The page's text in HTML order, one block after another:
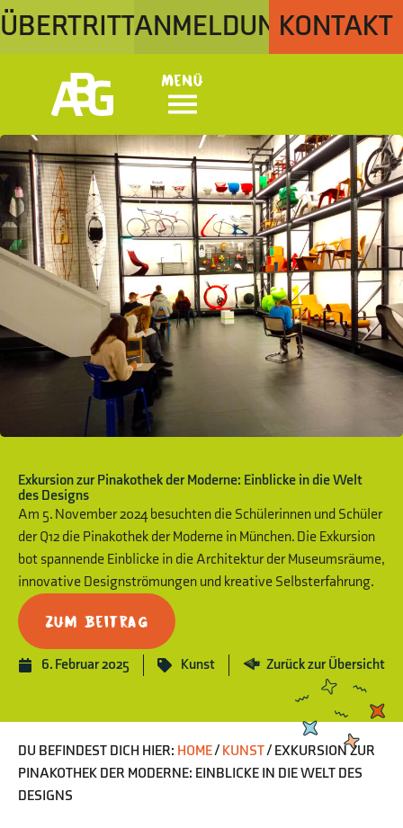
ÜBERTRITTANMELDUNGKONTAKT
Menü
Exkursion zur Pinakothek der Moderne: Einblicke in die Welt
des Designs
Am 5. November 2024 besuchten die Schülerinnen und Schüler
der Q12 die Pinakothek der Moderne in München. Die Exkursion
bot spannende Einblicke in die Architektur der Museumsräume,
innovative Designströmungen und kreative Selbsterfahrung.
Zum Beitrag
6. Februar 2025 Kunst Zurück zur Übersicht
DU BEFINDEST DICH HIER: HOME/ KUNST/ EXKURSION ZUR
PINAKOTHEK DER MODERNE: EINBLICKE IN DIE WELT DES
DESIGNS